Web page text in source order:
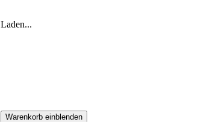
Laden...
Warenkorb einblenden